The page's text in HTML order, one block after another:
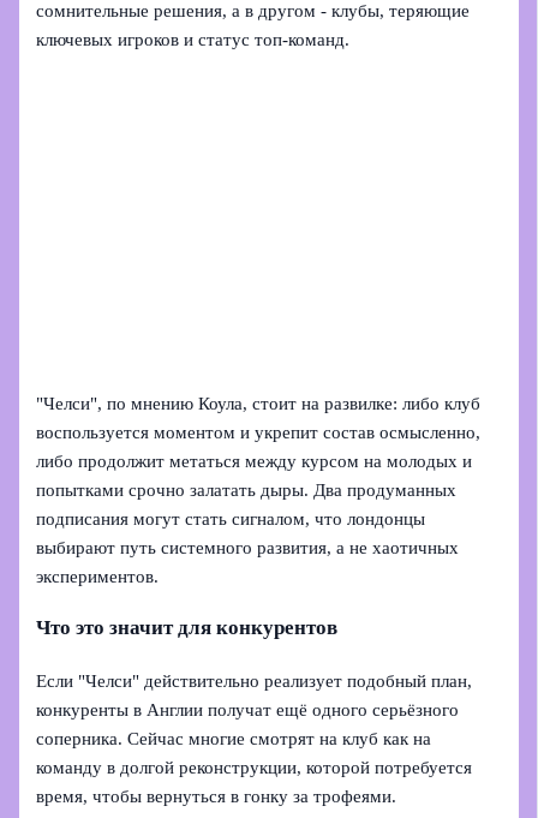
сомнительные решения, а в другом - клубы, теряющие
ключевых игроков и статус топ-команд.
"Челси", по мнению Коула, стоит на развилке: либо клуб
воспользуется моментом и укрепит состав осмысленно,
либо продолжит метаться между курсом на молодых и
попытками срочно залатать дыры. Два продуманных
подписания могут стать сигналом, что лондонцы
выбирают путь системного развития, а не хаотичных
экспериментов.
Что это значит для конкурентов
Если "Челси" действительно реализует подобный план,
конкуренты в Англии получат ещё одного серьёзного
соперника. Сейчас многие смотрят на клуб как на
команду в долгой реконструкции, которой потребуется
время, чтобы вернуться в гонку за трофеями.